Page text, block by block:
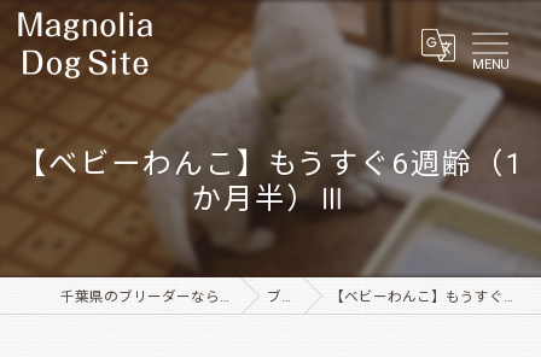
MENU
【ベビーわんこ】もうすぐ6週齢（1
か月半）Ⅲ
千葉県のブリーダーならMagnolia Dog Site ブログ 【ベビーわんこ】もうすぐ6週齢（1か月半）Ⅲ